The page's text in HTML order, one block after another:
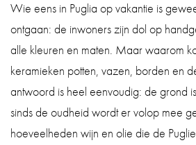
BLOG
Wie eens in Puglia op vakantie is
ontgaan: de inwoners zijn dol op
alle kleuren en maten. Maar waarom
keramieken potten, vazen, borden en
antwoord is heel eenvoudig: de grond
sinds de oudheid wordt er volop mee
hoeveelheden wijn en olie die de